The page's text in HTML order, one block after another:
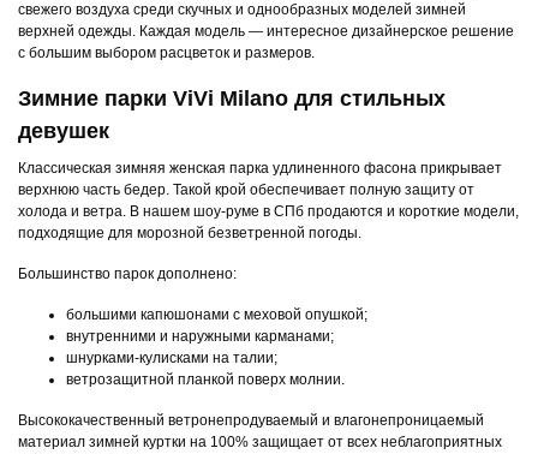
свежего воздуха среди скучных и однообразных моделей зимней
верхней одежды. Каждая модель — интересное дизайнерское решение
с большим выбором расцветок и размеров.
Зимние парки ViVi Milano для стильных
девушек
Классическая зимняя женская парка удлиненного фасона прикрывает
верхнюю часть бедер. Такой крой обеспечивает полную защиту от
холода и ветра. В нашем шоу-руме в СПб продаются и короткие модели,
подходящие для морозной безветренной погоды.
Большинство парок дополнено:
большими капюшонами с меховой опушкой;
внутренними и наружными карманами;
шнурками-кулисками на талии;
ветрозащитной планкой поверх молнии.
Высококачественный ветронепродуваемый и влагонепроницаемый
материал зимней куртки на 100% защищает от всех неблагоприятных